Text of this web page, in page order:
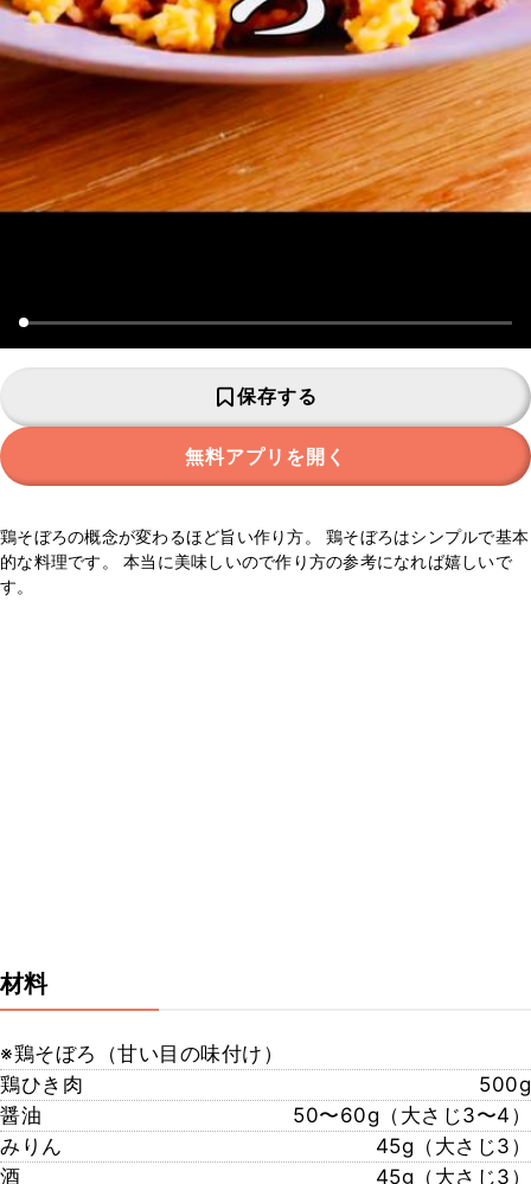
保存する
無料アプリを開く
鶏そぼろの概念が変わるほど旨い作り方。 鶏そぼろはシンプルで基本
的な料理です。 本当に美味しいので作り方の参考になれば嬉しいで
す。
材料
※鶏そぼろ（甘い目の味付け）
鶏ひき肉
500g
醤油
50〜60g（大さじ3〜4）
みりん
45g（大さじ3）
酒
45g（大さじ3）